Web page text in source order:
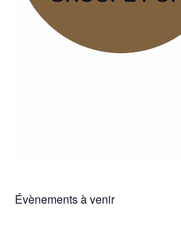
Évènements à venir